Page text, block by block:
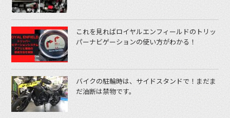
これを見ればロイヤルエンフィールドのトリッ
パーナビゲーションの使い方がわかる！
バイクの駐輪時は、サイドスタンドで！まだま
だ油断は禁物です。